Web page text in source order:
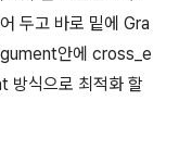
두고 바로 밑에 Gra
안에 cross_e
식으로 최적화 할